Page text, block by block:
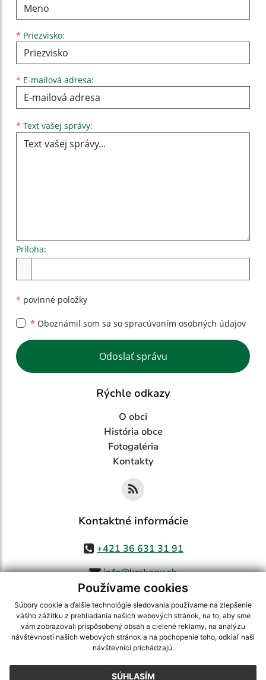
Používame cookies
Súbory cookie a ďalšie technológie sledovania používame na zlepšenie
vášho zážitku z prehliadania našich webových stránok, na to, aby sme
vám zobrazovali prispôsobený obsah a cielené reklamy, na analýzu
návštevnosti našich webových stránok a na pochopenie toho, odkiaľ naši
návštevníci prichádzajú.
SÚHLASÍM
* Priezvisko:
* E-mailová adresa:
* Text vašej správy:
Príloha:
* povinné položky
* Oboznámil som sa so spracúvaním osobných údajov
Google reCaptcha Response
Odoslať správu
Rýchle odkazy
O obci
História obce
Fotogaléria
Kontakty
Kontaktné informácie
+421 36 631 31 91
info@krskany.sk
využite možnosť získavania aktuálnych informácií s využitím RSS
CMS systém (redakčný) systém ECHELON 2,Mapa stránok,web portál
webex.digital, s.r.o.,domény,registrácia domény